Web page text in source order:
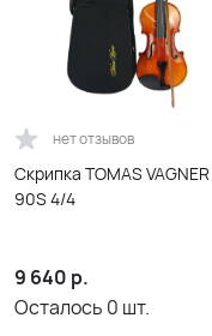
нет отзывов
Скрипка TOMAS VAGNER
90S 4/4
9 640 р.
Осталось 0 шт.